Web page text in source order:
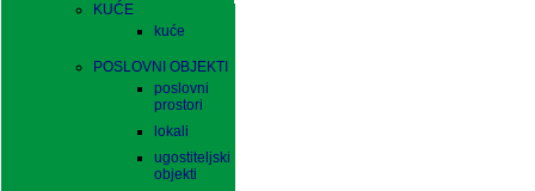
KUĆE
kuće
POSLOVNI OBJEKTI
poslovni
prostori
lokali
ugostiteljski
objekti